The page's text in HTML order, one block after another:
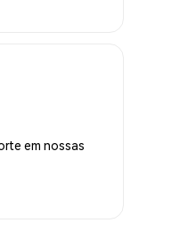
em nossas